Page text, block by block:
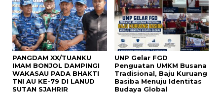
PANGDAM XX/TUANKU
IMAM BONJOL DAMPINGI
WAKASAU PADA BHAKTI
TNI AU KE-79 DI LANUD
SUTAN SJAHRIR
UNP Gelar FGD
Penguatan UMKM Busana
Tradisional, Baju Kuruang
Basiba Menuju Identitas
Budaya Global